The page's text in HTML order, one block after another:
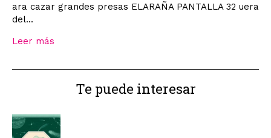
ara cazar grandes presas ELARAÑA PANTALLA 32 uera
del...
Leer más
Te puede interesar